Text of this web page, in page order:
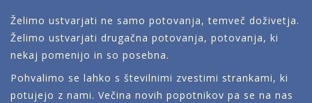
Želimo ustvarjati ne samo potovanja, temveč doživetja.
Želimo ustvarjati drugačna potovanja, potovanja, ki
nekaj pomenijo in so posebna.
Pohvalimo se lahko s številnimi zvestimi strankami, ki
potujejo z nami. Večina novih popotnikov pa se na nas